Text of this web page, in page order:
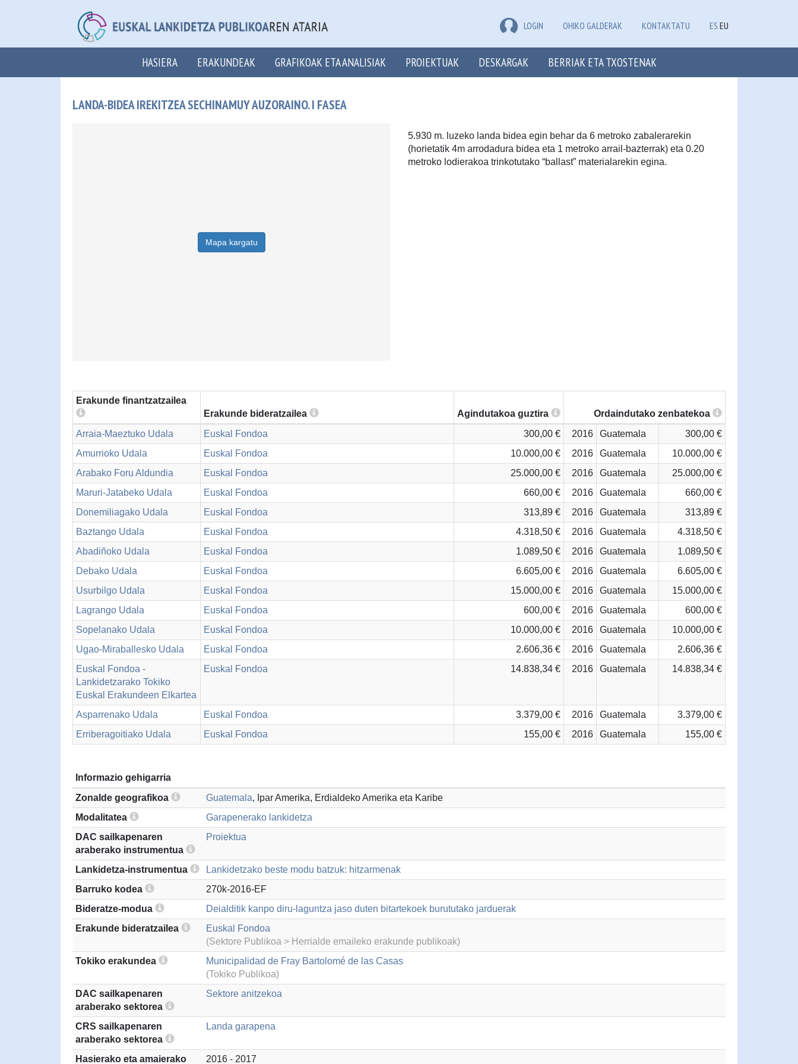
LOGIN OHIKO GALDERAK KONTAKTATU ES EU
HASIERA ERAKUNDEAK GRAFIKOAK ETA ANALISIAK PROIEKTUAK DESKARGAK BERRIAK ETA TXOSTENAK
LANDA-BIDEA IREKITZEA SECHINAMUY AUZORAINO. I FASEA
Mapa kargatu
5.930 m. luzeko landa bidea egin behar da 6 metroko zabalerarekin
(horietatik 4m arrodadura bidea eta 1 metroko arrail-bazterrak) eta 0.20
metroko lodierakoa trinkotutako “ballast” materialarekin egina.
Erakunde finantzatzailea
Erakunde bideratzailea
Agindutakoa guztira
Ordaindutako zenbatekoa
Arraia-Maeztuko Udala
Euskal Fondoa 300,00 € 2016 Guatemala
300,00 €
Amurrioko Udala
Euskal Fondoa 10.000,00 € 2016 Guatemala
10.000,00 €
Arabako Foru Aldundia
Euskal Fondoa 25.000,00 € 2016 Guatemala
25.000,00 €
Maruri-Jatabeko Udala
Euskal Fondoa 660,00 € 2016 Guatemala
660,00 €
Donemiliagako Udala
Euskal Fondoa 313,89 € 2016 Guatemala
313,89 €
Baztango Udala
Euskal Fondoa 4.318,50 € 2016 Guatemala
4.318,50 €
Abadiñoko Udala
Euskal Fondoa 1.089,50 € 2016 Guatemala
1.089,50 €
Debako Udala
Euskal Fondoa 6.605,00 € 2016 Guatemala
6.605,00 €
Usurbilgo Udala
Euskal Fondoa 15.000,00 € 2016 Guatemala
15.000,00 €
Lagrango Udala
Euskal Fondoa 600,00 € 2016 Guatemala
600,00 €
Sopelanako Udala
Euskal Fondoa 10.000,00 € 2016 Guatemala
10.000,00 €
Ugao-Miraballesko Udala
Euskal Fondoa 2.606,36 € 2016 Guatemala
2.606,36 €
Euskal Fondoa -
Lankidetzarako Tokiko
Euskal Erakundeen Elkartea
Euskal Fondoa 14.838,34 € 2016 Guatemala 14.838,34 €
Asparrenako Udala Euskal Fondoa 3.379,00 € 2016 Guatemala
3.379,00 €
Erriberagoitiako Udala
Euskal Fondoa 155,00 € 2016 Guatemala 155,00 €
Informazio gehigarria
Zonalde geografikoa
Guatemala, Ipar Amerika, Erdialdeko Amerika eta Karibe
Modalitatea
Garapenerako lankidetza
DAC sailkapenaren
araberako instrumentua
Proiektua
Lankidetza-instrumentua
Lankidetzako beste modu batzuk: hitzarmenak
Barruko kodea
270k-2016-EF
Bideratze-modua
Deialditik kanpo diru-laguntza jaso duten bitartekoek burututako jarduerak
Erakunde bideratzailea
Euskal Fondoa
(Sektore Publikoa > Herrialde emaileko erakunde publikoak)
Tokiko erakundea
Municipalidad de Fray Bartolomé de las Casas
(Tokiko Publikoa)
DAC sailkapenaren
araberako sektorea
Sektore anitzekoa
CRS sailkapenaren
araberako sektorea
Landa garapena
Hasierako eta amaierako 2016 - 2017